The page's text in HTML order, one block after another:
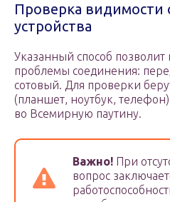
Проверка видимости
устройства
Указанный способ позволит
проблемы соединения:
сотовый. Для проверки
(планшет, ноутбук,
во Всемирную паутину.
Важно! При
вопрос